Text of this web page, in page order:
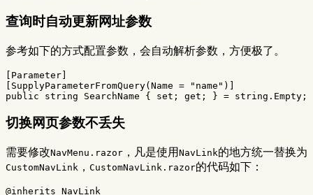
查询时自动更新网址参数
参考如下的方式配置参数，会自动解析参数，方便极了。
[ Parameter]
[ SupplyParameterFromQuery(Name = "name" )]
public
string SearchName { set ; get ; } = string . Empty ;
切换网页参数不丢失
需要修改NavMenu.razor ，凡是使用 NavLink的地方统一替换为
CustomNavLink ， CustomNavLink.razor的代码如下：
@inherits NavLink